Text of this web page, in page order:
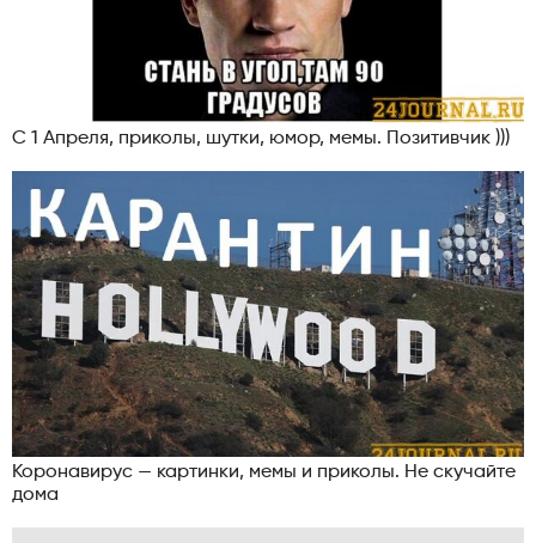
С 1 Апреля, приколы, шутки, юмор, мемы. Позитивчик )))
Коронавирус — картинки, мемы и приколы. Не скучайте
дома